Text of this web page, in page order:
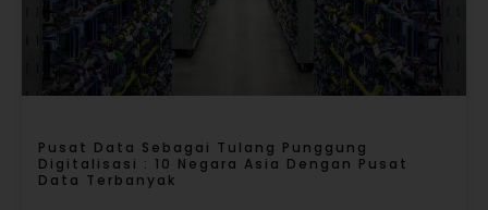
Pusat Data Sebagai Tulang Punggung
Digitalisasi : 10 Negara Asia Dengan Pusat
Data Terbanyak